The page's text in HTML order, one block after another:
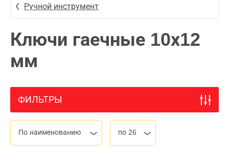
Ручной инструмент
Ключи гаечные 10х12
мм
ФИЛЬТРЫ
По наименованию по 26